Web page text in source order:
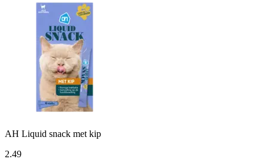
AH Liquid snack met kip
2.49